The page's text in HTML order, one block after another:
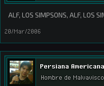
ALF, LOS SIMPSONS, ALF, LOS
20/Mar/2006
Persiana Americana
Hombre de Malvavisco